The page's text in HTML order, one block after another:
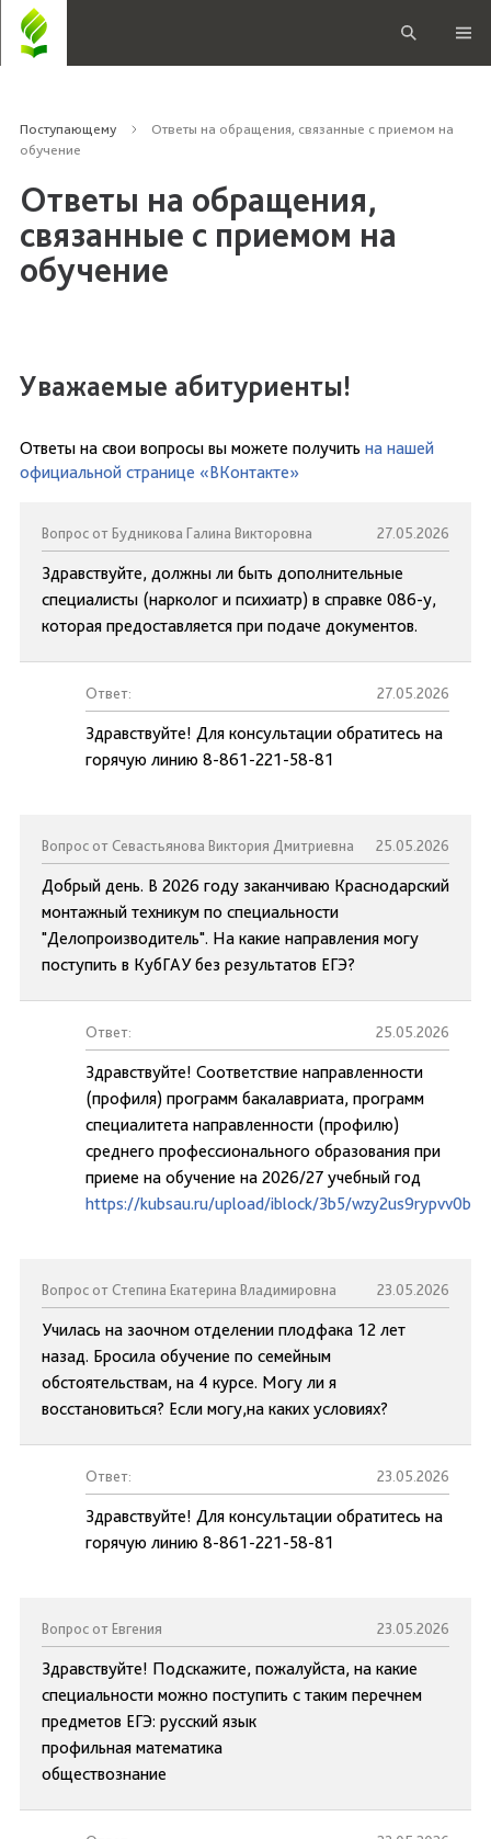
Поступающему
Ответы на обращения, связанные с приемом на
обучение
Ответы на обращения,
связанные с приемом на
обучение
Уважаемые абитуриенты!
Ответы на свои вопросы вы можете получить на нашей
официальной странице «ВКонтакте»
Вопрос от Будникова Галина Викторовна 27.05.2026
Здравствуйте, должны ли быть дополнительные
специалисты (нарколог и психиатр) в справке 086-у,
которая предоставляется при подаче документов.
Ответ: 27.05.2026
Здравствуйте! Для консультации обратитесь на
горячую линию 8-861-221-58-81
Вопрос от Севастьянова Виктория Дмитриевна 25.05.2026
Добрый день. В 2026 году заканчиваю Краснодарский
монтажный техникум по специальности
"Делопроизводитель". На какие направления могу
поступить в КубГАУ без результатов ЕГЭ?
Ответ: 25.05.2026
Здравствуйте! Соответствие направленности
(профиля) программ бакалавриата, программ
специалитета направленности (профилю)
среднего профессионального образования при
приеме на обучение на 2026/27 учебный год
https://kubsau.ru/upload/iblock/3b5/
Вопрос от Степина Екатерина Владимировна 23.05.2026
Училась на заочном отделении плодфака 12 лет
назад. Бросила обучение по семейным
обстоятельствам, на 4 курсе. Могу ли я
восстановиться? Если могу,на каких условиях?
Ответ: 23.05.2026
Здравствуйте! Для консультации обратитесь на
горячую линию 8-861-221-58-81
Вопрос от Евгения 23.05.2026
Здравствуйте! Подскажите, пожалуйста, на какие
специальности можно поступить с таким перечнем
предметов ЕГЭ: русский язык
профильная математика
обществознание